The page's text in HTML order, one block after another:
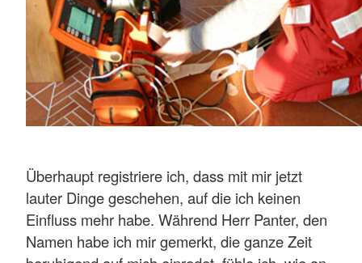
Überhaupt registriere ich, dass mit mir jetzt
lauter Dinge geschehen, auf die ich keinen
Einfluss mehr habe. Während Herr Panter, den
Namen habe ich mir gemerkt, die ganze Zeit